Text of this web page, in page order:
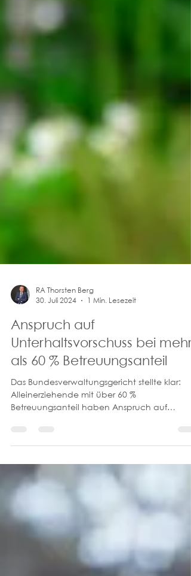
30. Juli 2024
1 Min. Lesezeit
Anspruch auf
Unterhaltsvorschuss bei mehr
als 60 % Betreuungsanteil
Das Bundesverwaltungsgericht stellte klar:
Unterhaltsvorschuss.